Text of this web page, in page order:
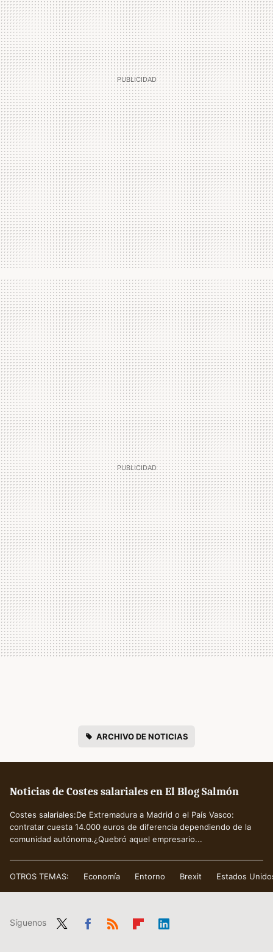
ARCHIVO DE NOTICIAS
Noticias de Costes salariales en El Blog Salmón
Costes salariales:De Extremadura a Madrid o el País Vasco:
contratar cuesta 14.000 euros de diferencia dependiendo de la
comunidad autónoma.¿Quebró aquel empresario...
OTROS TEMAS: Economía Entorno Brexit Estados
Síguenos